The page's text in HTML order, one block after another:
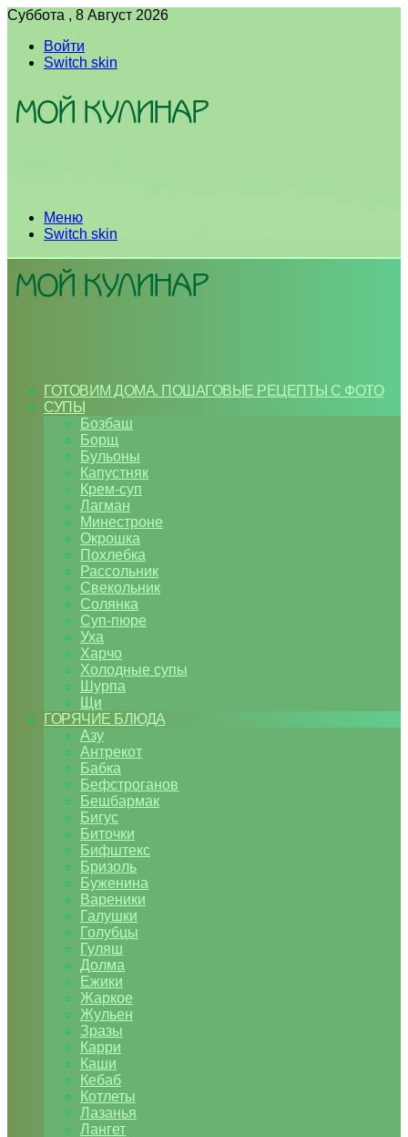
Суббота , 8 Август 2026
Войти
Switch skin
Меню
Switch skin
ГОТОВИМ ДОМА. ПОШАГОВЫЕ РЕЦЕПТЫ С ФОТО
СУПЫ
Бозбаш
Борщ
Бульоны
Капустняк
Крем-суп
Лагман
Минестроне
Окрошка
Похлебка
Рассольник
Свекольник
Солянка
Суп-пюре
Уха
Харчо
Холодные супы
Шурпа
Щи
ГОРЯЧИЕ БЛЮДА
Азу
Антрекот
Бабка
Бефстроганов
Бешбармак
Бигус
Биточки
Бифштекс
Бризоль
Буженина
Вареники
Галушки
Голубцы
Гуляш
Долма
Ежики
Жаркое
Жульен
Зразы
Карри
Каши
Кебаб
Котлеты
Лазанья
Лангет